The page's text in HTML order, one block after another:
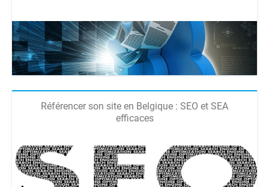
Référencer son site en Belgique : SEO et SEA
efficaces